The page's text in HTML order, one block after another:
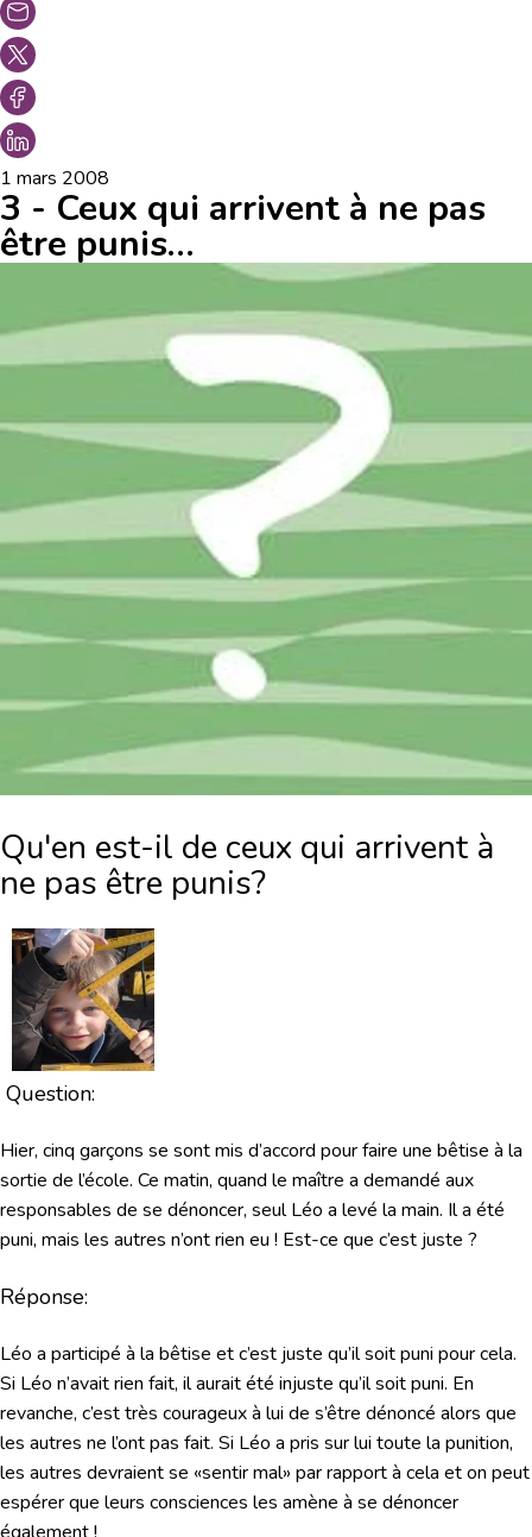
1 mars 2008
3 - Ceux qui arrivent à ne pas
être punis…
Qu'en est-il de ceux qui arrivent à
ne pas être punis?
Question:
Hier, cinq garçons se sont mis d’accord pour faire une bêtise à la
sortie de l’école. Ce matin, quand le maître a demandé aux
responsables de se dénoncer, seul Léo a levé la main. Il a été
puni, mais les autres n’ont rien eu ! Est-ce que c’est juste ?
Réponse:
Léo a participé à la bêtise et c’est juste qu’il soit puni pour cela.
Si Léo n’avait rien fait, il aurait été injuste qu’il soit puni. En
revanche, c’est très courageux à lui de s’être dénoncé alors que
les autres ne l’ont pas fait. Si Léo a pris sur lui toute la punition,
les autres devraient se «sentir mal» par rapport à cela et on peut
espérer que leurs consciences les amène à se dénoncer